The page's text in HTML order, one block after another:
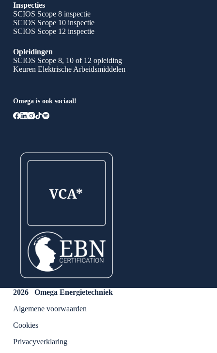
Inspecties
SCIOS Scope 8 inspectie
SCIOS Scope 10 inspectie
SCIOS Scope 12 inspectie
Opleidingen
SCIOS Scope 8, 10 of 12 opleiding
Keuren Elektrische Arbeidsmiddelen
Omega is ook sociaal!
2026 Omega Energietechniek
Algemene voorwaarden
Cookies
Privacyverklaring